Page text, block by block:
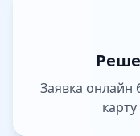
Заявка онлайн